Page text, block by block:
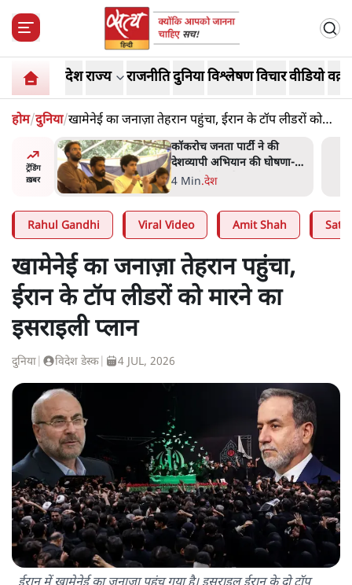
देशराज्य राजनीतिदुनियाविश्लेषणविचारवीडियो
होम/दुनिया/खामेनेई का जनाज़ा तेहरान पहुंचा, ईरान के टॉप लीडरों को
मारने का इसराइली प्लान
ट्रेंडिंग
ख़बर
BJP और मोदी ‘गॉडफादर’ भागवत
की Gen Z पर सलाह मानेंः
अभिजीत दिपके
5 Min.देश
Rahul Gandhi Viral Video Amit Shah
खामेनेई का जनाज़ा तेहरान पहुंचा,
ईरान के टॉप लीडरों को मारने का
इसराइली प्लान
दुनिया विदेश डेस्क 4 JUL, 2026